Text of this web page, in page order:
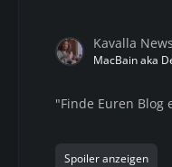
Kavalla
MacBain aka
"Finde Euren Blog
Spoiler anzeigen